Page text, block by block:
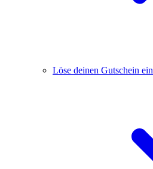
Löse deinen Gutschein ein